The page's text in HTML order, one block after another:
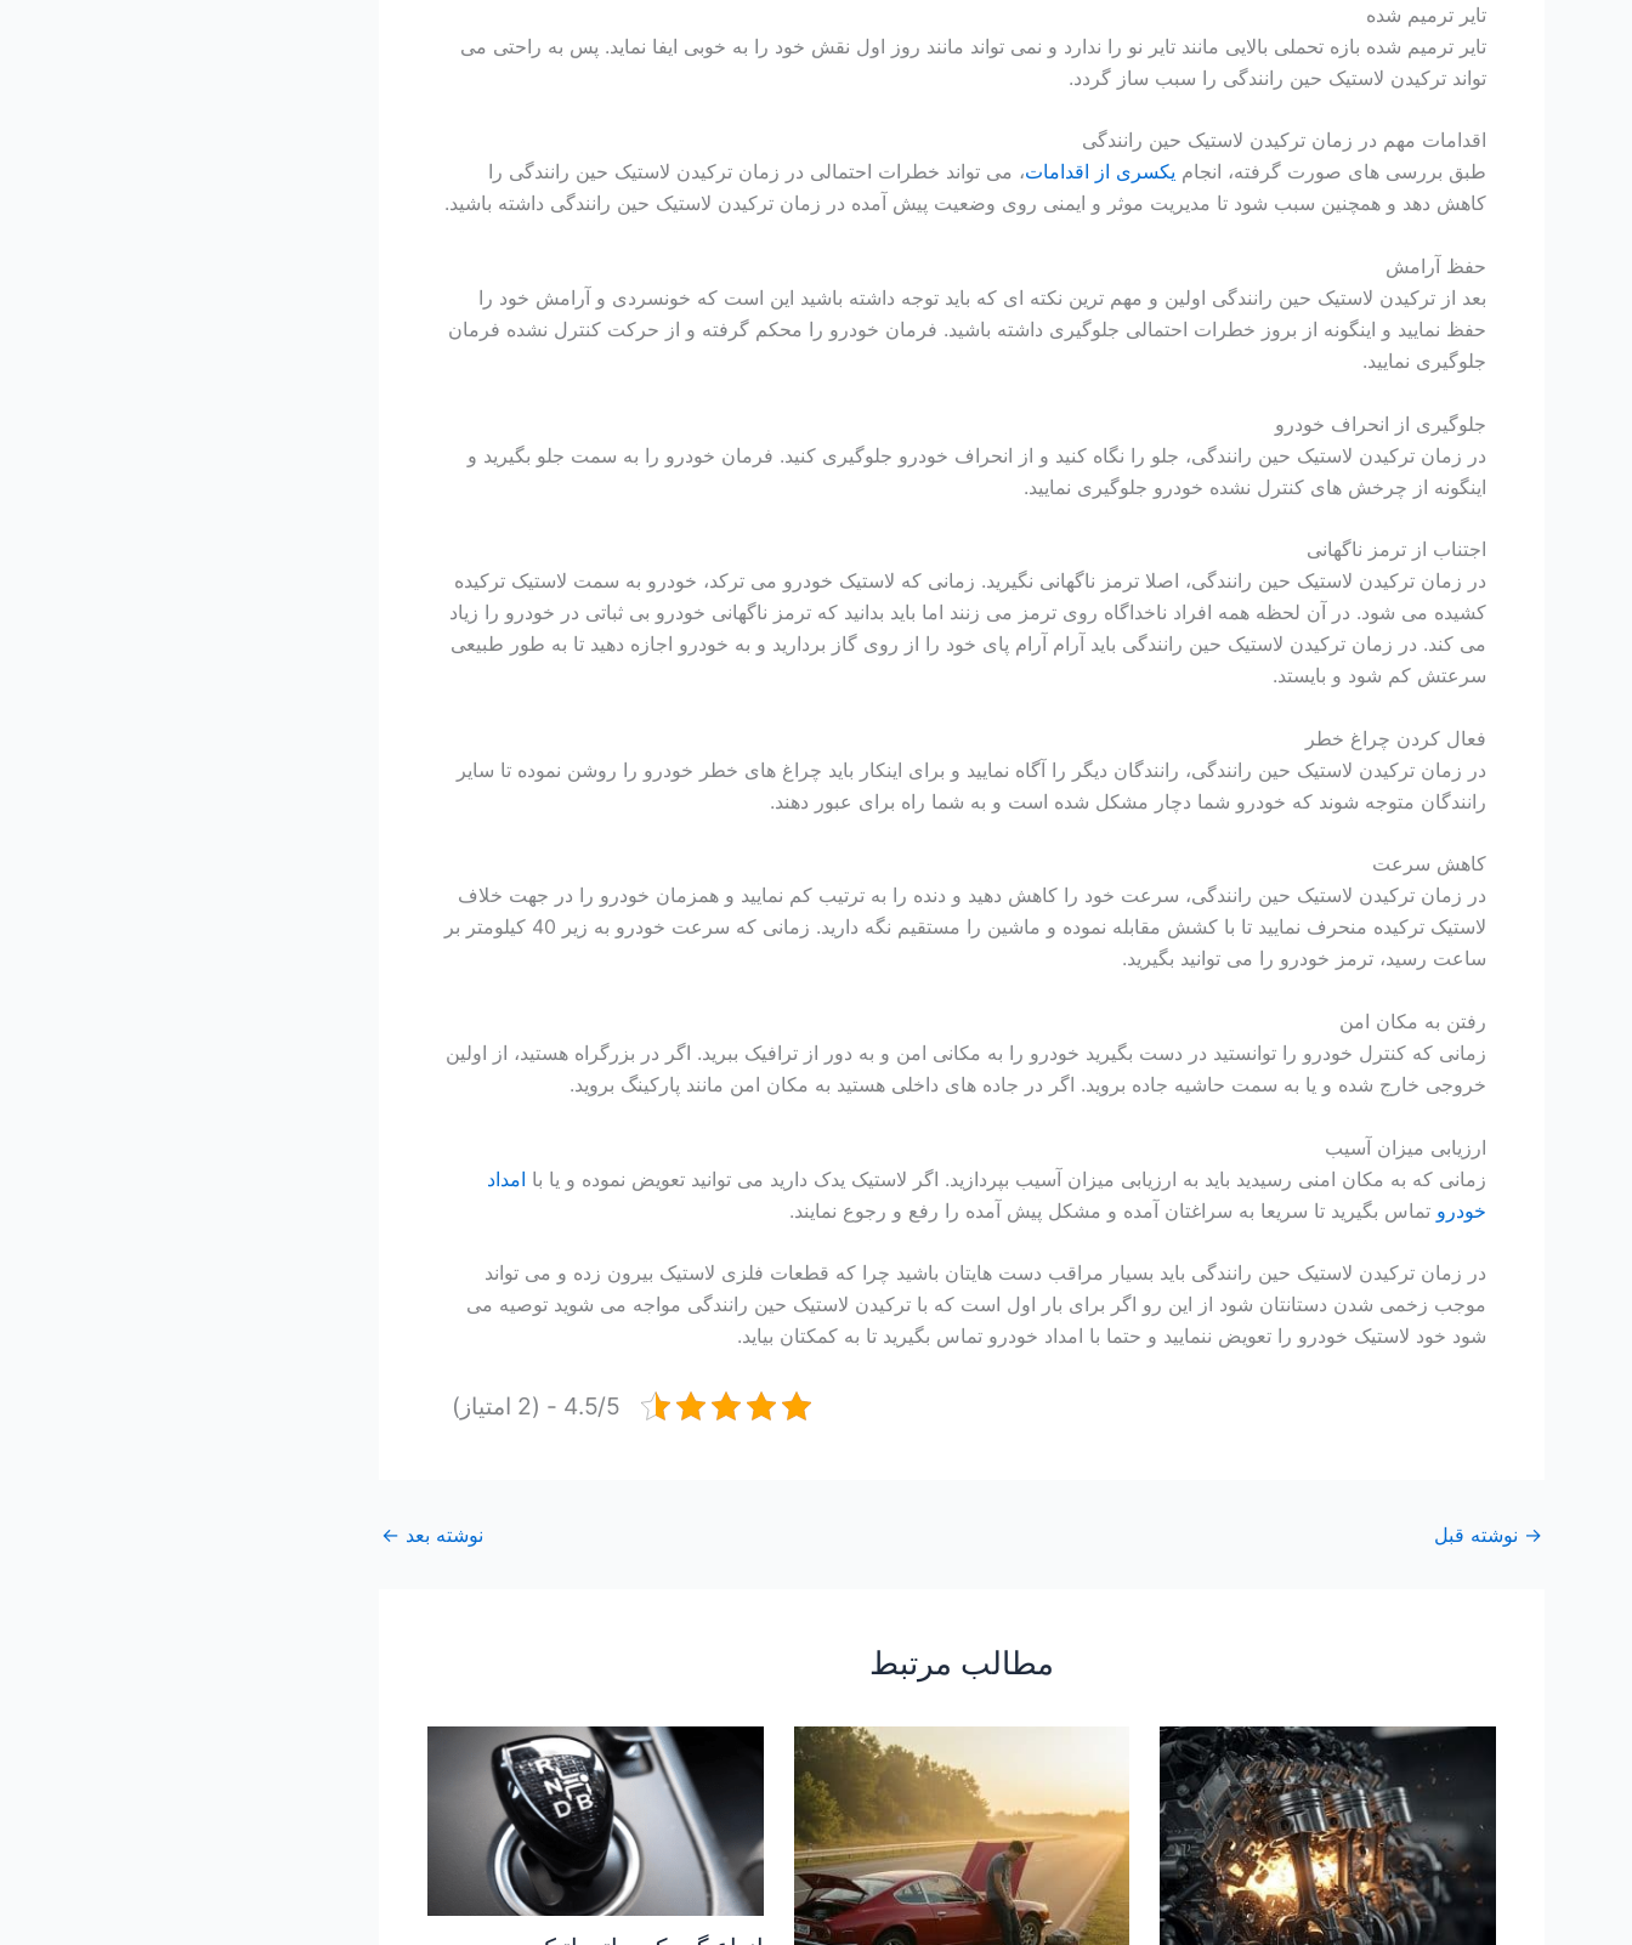
تایر ترمیم شده
تایر ترمیم شده بازه تحملی بالایی مانند تایر نو را ندارد و نمی تواند مانند روز اول نقش خود را به خوبی ایفا نماید. پس به راحتی می
تواند ترکیدن لاستیک حین رانندگی را سبب ساز گردد.
اقدامات مهم در زمان ترکیدن لاستیک حین رانندگی
طبق بررسی های صورت گرفته، انجام یکسری از اقدامات، می تواند خطرات احتمالی در زمان ترکیدن لاستیک حین رانندگی را
کاهش دهد و همچنین سبب شود تا مدیریت موثر و ایمنی روی وضعیت پیش آمده در زمان ترکیدن لاستیک حین رانندگی داشته باشید.
حفظ آرامش
بعد از ترکیدن لاستیک حین رانندگی اولین و مهم ترین نکته ای که باید توجه داشته باشید این است که خونسردی و آرامش خود را
حفظ نمایید و اینگونه از بروز خطرات احتمالی جلوگیری داشته باشید. فرمان خودرو را محکم گرفته و از حرکت کنترل نشده فرمان
جلوگیری نمایید.
جلوگیری از انحراف خودرو
در زمان ترکیدن لاستیک حین رانندگی، جلو را نگاه کنید و از انحراف خودرو جلوگیری کنید. فرمان خودرو را به سمت جلو بگیرید و
اینگونه از چرخش های کنترل نشده خودرو جلوگیری نمایید.
اجتناب از ترمز ناگهانی
در زمان ترکیدن لاستیک حین رانندگی، اصلا ترمز ناگهانی نگیرید. زمانی که لاستیک خودرو می ترکد، خودرو به سمت لاستیک ترکیده
کشیده می شود. در آن لحظه همه افراد ناخداگاه روی ترمز می زنند اما باید بدانید که ترمز ناگهانی خودرو بی ثباتی در خودرو را زیاد
می کند. در زمان ترکیدن لاستیک حین رانندگی باید آرام آرام پای خود را از روی گاز بردارید و به خودرو اجازه دهید تا به طور طبیعی
سرعتش کم شود و بایستد.
فعال کردن چراغ خطر
در زمان ترکیدن لاستیک حین رانندگی، رانندگان دیگر را آگاه نمایید و برای اینکار باید چراغ های خطر خودرو را روشن نموده تا سایر
رانندگان متوجه شوند که خودرو شما دچار مشکل شده است و به شما راه برای عبور دهند.
کاهش سرعت
در زمان ترکیدن لاستیک حین رانندگی، سرعت خود را کاهش دهید و دنده را به ترتیب کم نمایید و همزمان خودرو را در جهت خلاف
لاستیک ترکیده منحرف نمایید تا با کشش مقابله نموده و ماشین را مستقیم نگه دارید. زمانی که سرعت خودرو به زیر 40 کیلومتر بر
ساعت رسید، ترمز خودرو را می توانید بگیرید.
رفتن به مکان امن
زمانی که کنترل خودرو را توانستید در دست بگیرید خودرو را به مکانی امن و به دور از ترافیک ببرید. اگر در بزرگراه هستید، از اولین
خروجی خارج شده و یا به سمت حاشیه جاده بروید. اگر در جاده های داخلی هستید به مکان امن مانند پارکینگ بروید.
ارزیابی میزان آسیب
زمانی که به مکان امنی رسیدید باید به ارزیابی میزان آسیب بپردازید. اگر لاستیک یدک دارید می توانید تعویض نموده و یا با امداد
خودرو تماس بگیرید تا سریعا به سراغتان آمده و مشکل پیش آمده را رفع و رجوع نمایند.
در زمان ترکیدن لاستیک حین رانندگی باید بسیار مراقب دست هایتان باشید چرا که قطعات فلزی لاستیک بیرون زده و می تواند
موجب زخمی شدن دستانتان شود از این رو اگر برای بار اول است که با ترکیدن لاستیک حین رانندگی مواجه می شوید توصیه می
شود خود لاستیک خودرو را تعویض ننمایید و حتما با امداد خودرو تماس بگیرید تا به کمکتان بیاید.
4.5/5 - (2 امتیاز)
→ نوشته قبل نوشته بعد ←
مطالب مرتبط